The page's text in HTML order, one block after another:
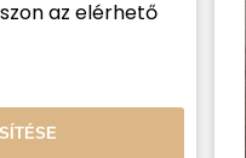
az elérhető